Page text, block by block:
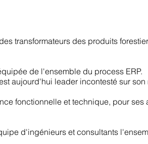
transformateurs des produits
de l'ensemble du process ERP.
aujourd'hui leader incontesté sur
fonctionnelle et technique, pour ses
d'ingénieurs et consultants